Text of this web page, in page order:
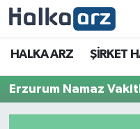
HALKA ARZ ŞİRKET
Erzurum Namaz
HALKA ARZ
SERMAYE